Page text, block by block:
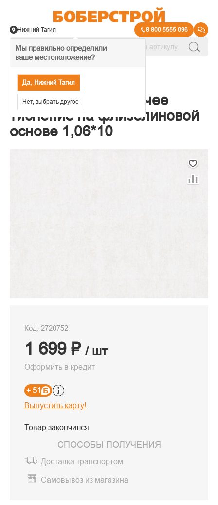
Мы правильно определили
ваше местоположение?
Да, Нижний Тагил
Нет, выбрать другое
Нижний Тагил 8 800 5555 096
Обои Палитра Горячее
тиснение на флизелиновой
основе 1,06*10
Код: 2720752
1 699 ₽ / шт
Оформить в кредит
+ 51
Выпустить карту!
Товар закончился
СПОСОБЫ ПОЛУЧЕНИЯ
Доставка транспортом
Самовывоз из магазина